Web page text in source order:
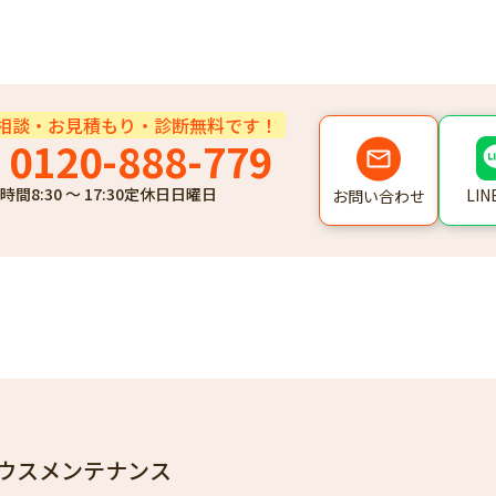
談・お見積もり・診断無料です！
0120-888-779
間8:30 ～ 17:30定休日 日曜日 お問い合わせ
スメンテナンス